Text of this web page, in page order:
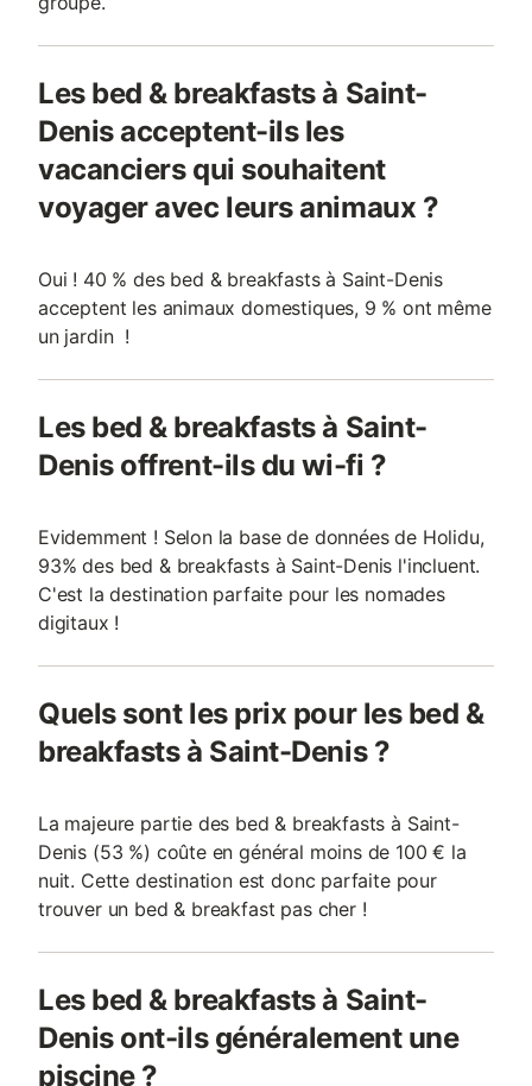
Les bed & breakfasts à Saint-
Denis acceptent-ils les
vacanciers qui souhaitent
voyager avec leurs animaux ?
Oui ! 40 % des bed & breakfasts à Saint-Denis
acceptent les animaux domestiques, 9 % ont même
un jardin !
Les bed & breakfasts à Saint-
Denis offrent-ils du wi-fi ?
Evidemment ! Selon la base de données de Holidu,
93% des bed & breakfasts à Saint-Denis l'incluent.
C'est la destination parfaite pour les nomades
digitaux !
Quels sont les prix pour les bed &
breakfasts à Saint-Denis ?
La majeure partie des bed & breakfasts à Saint-
Denis (53 %) coûte en général moins de 100 € la
nuit. Cette destination est donc parfaite pour
trouver un bed & breakfast pas cher !
Les bed & breakfasts à Saint-
Denis ont-ils généralement une
piscine ?